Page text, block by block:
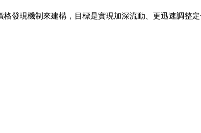
發現機制來建構，目標是實現加深流動、更迅速調整